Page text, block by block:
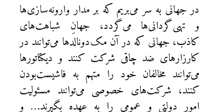
در جهانی به سر می‌بریم که بر مدار وارونه‌سازی‌ها
و تهی‌گردانی‌ها می‌گردد، جهانِ شباهت‌های
کاذب، جهانی که در آن مک‌دونالدها می‌توانند در
کارزارهای ضد چاقی شرکت کنند و دیکتاتورها
می‌توانند مخالفان خود را متهم به فاشیست‌بودن
کنند، شرکت‌های خصوصی می‌توانند مسئولیت
امور دولتی و عمومی را به عهده بگیرند… و